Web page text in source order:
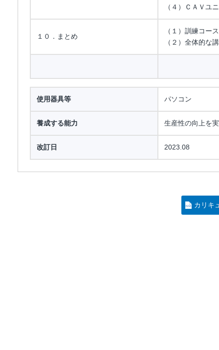
（４）ＣＡＶユ
１０．まとめ
（１）訓練コー
（２）全体的な
使用器具等 パソコン
養成する能力 生産性の向上を
改訂日 2023.08
カリキ